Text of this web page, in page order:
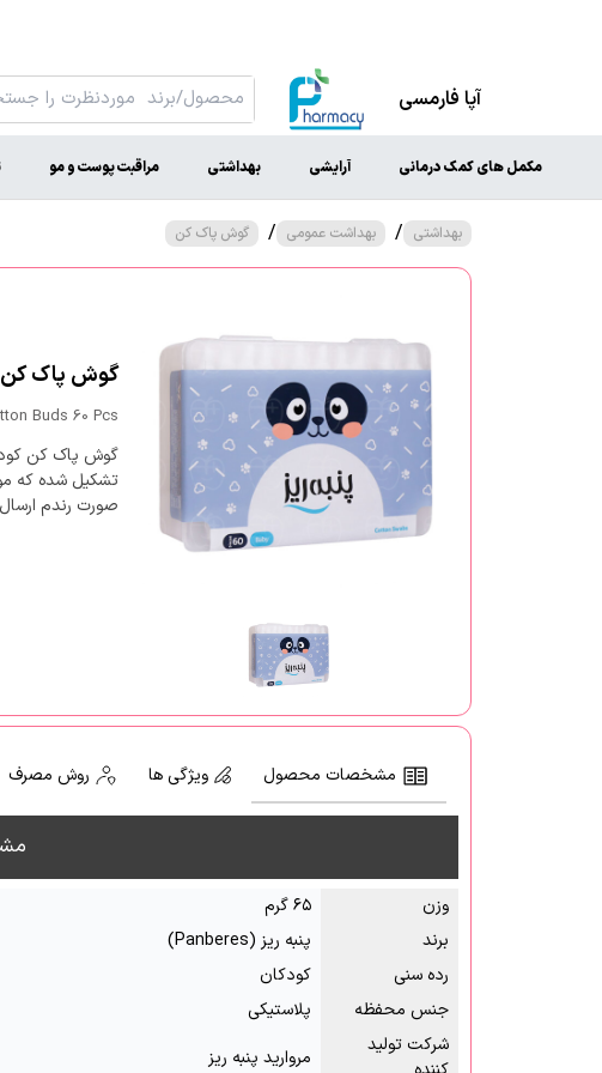
آپا فارمسی
مکمل های کمک درمانی آرایشی بهداشتی مراقبت پوست و مو
بهداشتی / بهداشت عمومی / گوش پاک کن
گوش پاک کن
Buds 60 Pcs
تشکیل شده که
صورت رندم
مشخصات محصول ویژگی ها روش مصرف
وزن ۶۵ گرم
برند
پنبه ریز (Panberes)
رده سنی
کودکان
جنس محفظه
پلاستیکی
شرکت تولید
مروارید پنبه ریز